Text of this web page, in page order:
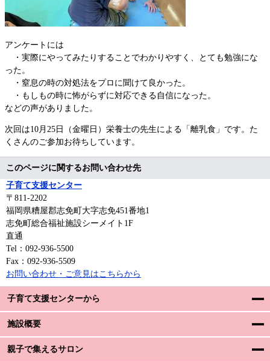
子育て支援センターから
施設概要
親子で集えるサロン
アンケートには
・実際にやってみたりすることでわかりやすく、とても勉強にな
った。
・窒息の時の対処法をプロに聞けて良かった。
・もしもの時に怖がらずに対応できる自信になった。
などの声がありました。
次回は10月25日（金曜日）栄養士の先生による「離乳食」です。た
くさんのご参加お待ちしています。
このページに関するお問い合わせ先
子育て支援センター
〒811-2202
福岡県糟屋郡志免町大字志免451番地1
志免町総合福祉施設シーメイト1F
直通
Tel：092-936-5500
Fax：092-936-5509
お問い合わせ・ご意見はこちらから